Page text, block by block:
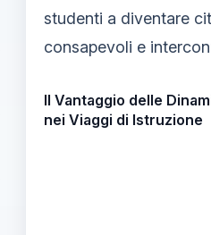
studenti a diventare
consapevoli e
Il Vantaggio delle
nei Viaggi di Istruzione